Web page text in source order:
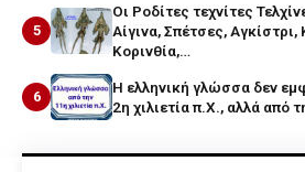
5
Οι Ροδίτες τεχνίτες
Αίγινα, Σπέτσες,
Κορινθία,…
6
Η ελληνική γλώσσα δεν
2η χιλιετία π.Χ., αλλά από